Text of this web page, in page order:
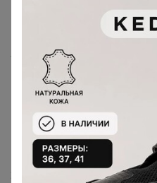
Happy Baby
Иришка Ведьмочка
свободно
MariyaYuryeva
, добрый
28 июня, 2024 16:03